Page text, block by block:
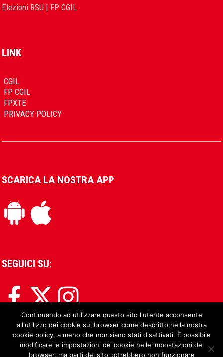
Elezioni RSU | FP CGIL
LINK
CGIL
FP CGIL
FPXTE
PRIVACY POLICY
SCARICA LA NOSTRA APP
SEGUICI SU:
Continuando ad utilizzare questo sito l'utente acconsente
all'utilizzo dei cookie sul browser come descritto nella nostra
cookie policy, a meno che non siano stati disattivati. È possibile
modificare le impostazioni dei cookie nelle impostazioni del
browser, ma parti del sito potrebbero non funzionare